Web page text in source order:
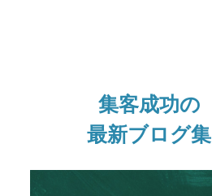
集客成功の
最新ブログ集